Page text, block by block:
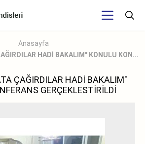
Anasayfa
HADİ BAKALIM" KONULU KON...
ÇAĞIRDILAR HADİ BAKALIM"
GERÇEKLESTİRİLDİ